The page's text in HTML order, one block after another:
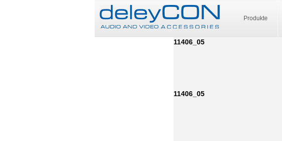
Produkte
11406_05
11406_05